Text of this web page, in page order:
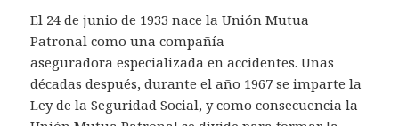
El 24 de junio de 1933 nace la Unión Mutua
Patronal como una compañía
aseguradora especializada en accidentes. Unas
décadas después, durante el año 1967 se imparte la
Ley de la Seguridad Social, y como consecuencia la